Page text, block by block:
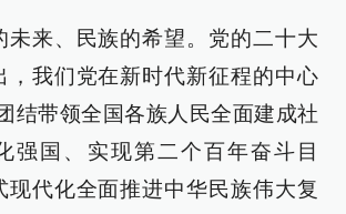
未来、民族的希望。党的二十大
，我们党在新时代新征程的中心
结带领全国各族人民全面建成社
强国、实现第二个百年奋斗目
现代化全面推进中华民族伟大复